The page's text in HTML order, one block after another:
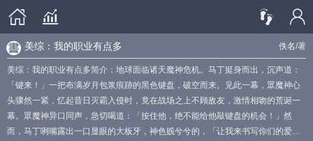
佚名/著
美综：我的职业有点多
美综：我的职业有点多简介：地球面临诸天魔神危机。马丁挺身而出，沉声道：
「键来！」一把布满岁月包浆痕跡的黑色键盘，破空而来。见此一幕，眾魔神心
头骤然一紧，忆起昔日灭霸入侵时，竟在战场之上不顾敌友，激情相吻的荒诞一
幕。眾魔神异口同声，急切喝道：「按住他，绝不能给他敲键盘的机会！」然
而，马丁咧嘴露出一口显眼的大板牙，神色贱兮兮的，「让我来书写你们的爱恨